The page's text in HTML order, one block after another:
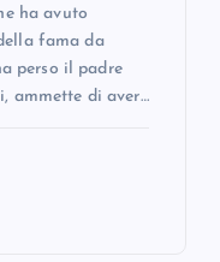
ha avuto
fama da
perso il padre
ammette di aver…